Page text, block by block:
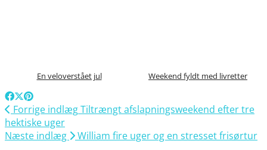
En veloverstået jul Weekend fyldt med livretter
Forrige indlægTiltrængt afslapningsweekend efter tre
hektiske uger
Næste indlæg
William fire uger og en stresset frisørtur